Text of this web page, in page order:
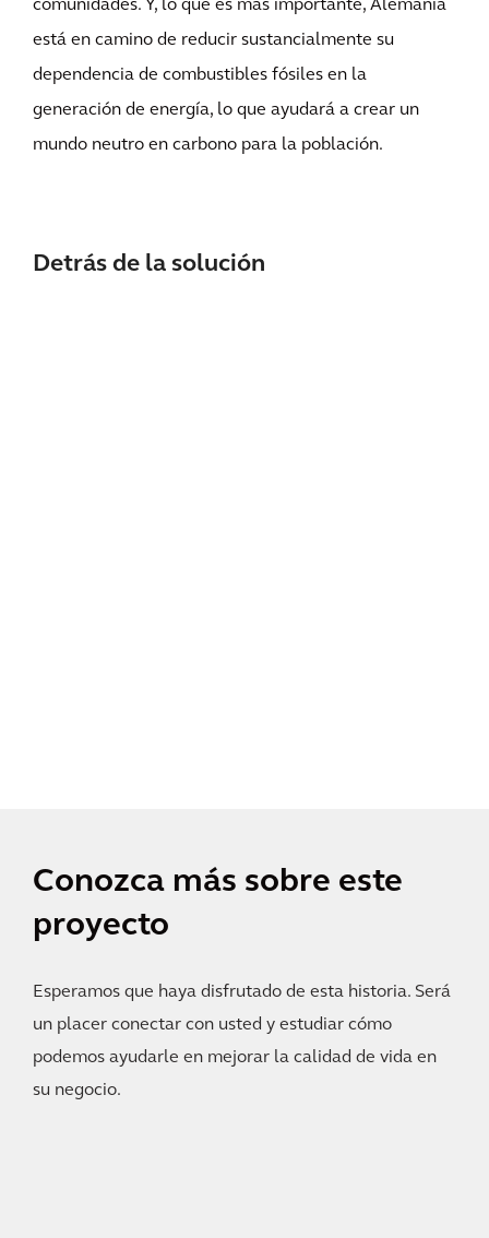
comunidades. Y, lo que es más importante, Alemania
está en camino de reducir sustancialmente su
dependencia de combustibles fósiles en la
generación de energía, lo que ayudará a crear un
mundo neutro en carbono para la población.
Detrás de la solución
Conozca más sobre este
proyecto
Esperamos que haya disfrutado de esta historia. Será
un placer conectar con usted y estudiar cómo
podemos ayudarle en mejorar la calidad de vida en
su negocio.